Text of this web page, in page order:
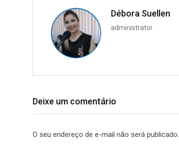
Débora Suellen
administrator
Deixe um comentário
O seu endereço de e-mail não será publicado.